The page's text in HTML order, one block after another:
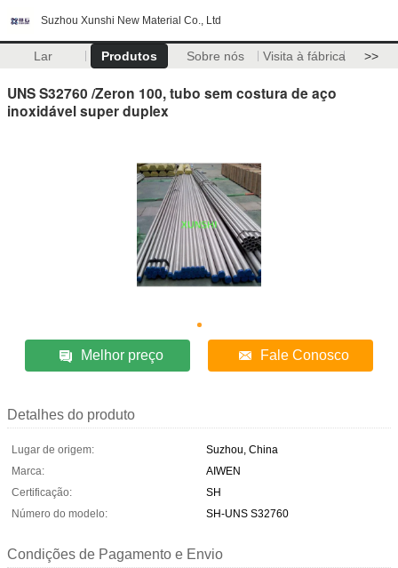
Suzhou Xunshi New Material Co., Ltd
Lar Produtos Sobre nós Visita à fábrica >>
UNS S32760 /Zeron 100, tubo sem costura de aço
inoxidável super duplex
Melhor preço Fale Conosco
Detalhes do produto
Lugar de origem:
Suzhou, China
Marca:
AIWEN
Certificação:
SH
Número do modelo:
SH-UNS S32760
Condições de Pagamento e Envio